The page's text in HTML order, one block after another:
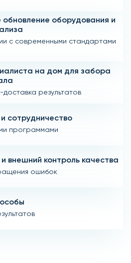
обновление оборудования и
с современными стандартами
на дом для забора
доставка результатов
сотрудничество
программами
внешний контроль качества
ошибок